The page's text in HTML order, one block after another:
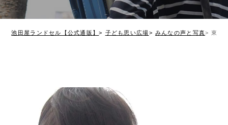
池田屋ランドセル【公式通販】 子ども思い広場 みんなの声と写真 東京